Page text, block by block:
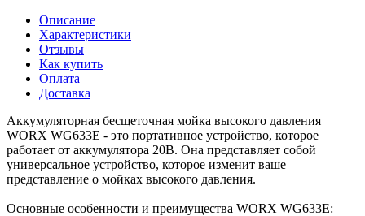
Описание
Характеристики
Отзывы
Как купить
Оплата
Доставка
Аккумуляторная бесщеточная мойка высокого давления
WORX WG633E - это портативное устройство, которое
работает от аккумулятора 20В. Она представляет собой
универсальное устройство, которое изменит ваше
представление о мойках высокого давления.
Основные особенности и преимущества WORX WG633E: